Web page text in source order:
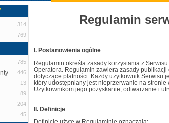
314
769
785
446
13
89
204
45
Regulamin
I. Postanowienia ogólne
Regulamin określa zasady korzystania z
Operatora. Regulamin zawiera zasady publikacji
dotyczące płatności. Każdy użytkownik
który udostępniany jest nieprzerwanie na
Użytkownikom jego pozyskanie, odtwarzanie i
II. Definicje